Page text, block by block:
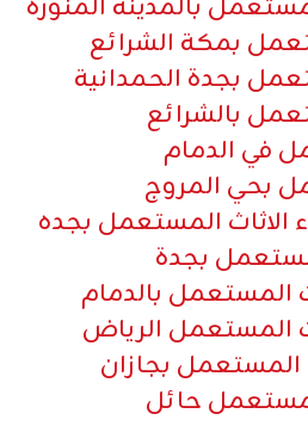
بمكة الشرائع
بجدة الحمدانية
بالشرائع
في الدمام
بحي المروج
الاثاث المستعمل بجده
بجدة
المستعمل بالدمام
المستعمل الرياض
المستعمل بجازان
حائل